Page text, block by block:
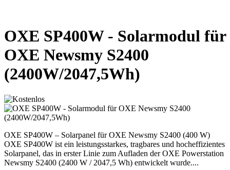
OXE SP400W - Solarmodul für
OXE Newsmy S2400
(2400W/2047,5Wh)
OXE SP400W – Solarpanel für OXE Newsmy S2400 (400 W)
OXE SP400W ist ein leistungsstarkes, tragbares und hocheffizientes
Solarpanel, das in erster Linie zum Aufladen der OXE Powerstation
Newsmy S2400 (2400 W / 2047,5 Wh) entwickelt wurde....